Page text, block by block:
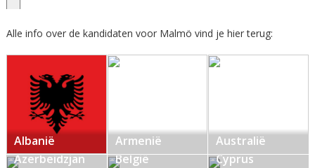
Alle info over de kandidaten voor Malmö vind je hier terug:
Albanië Armenië
Australië
Azerbeidzjan
België
Cyprus